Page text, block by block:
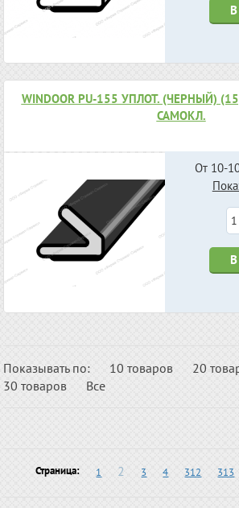
WINDOOR PU-155 УПЛОТ. (ЧЕРНЫЙ)
САМОКЛ.
От 10-
Показывать по: 10 товаров
20
30 товаров
Все
Страница: 1 2 3 4 312 313